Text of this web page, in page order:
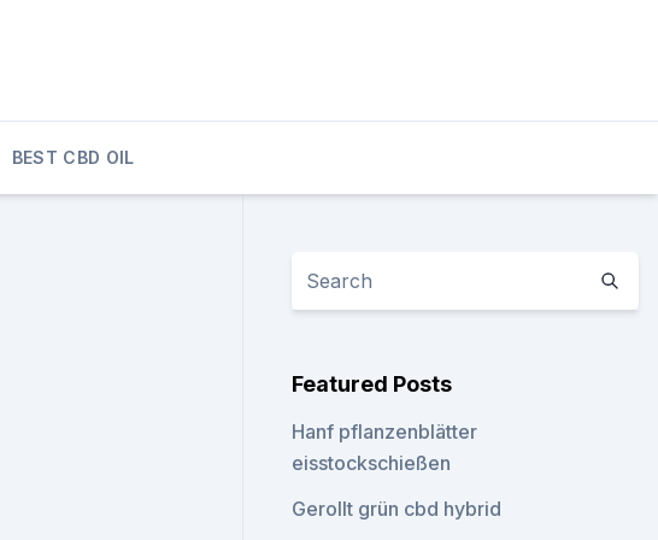
BEST CBD OIL
Featured Posts
Hanf pflanzenblätter
eisstockschießen
Gerollt grün cbd hybrid